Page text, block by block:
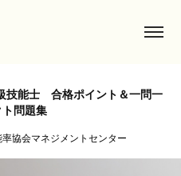
技能士　合格ポイント＆一問一
問題集
率協会マネジメントセンター